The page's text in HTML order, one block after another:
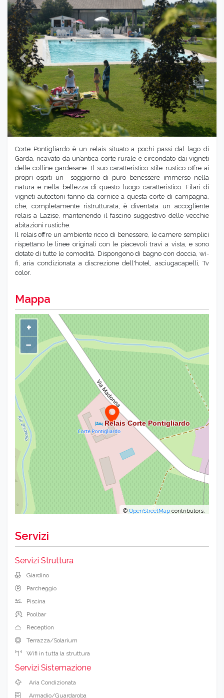
Previous Next
Corte Pontigliardo è un relais situato a pochi passi dal lago di
Garda, ricavato da un’antica corte rurale e circondato dai vigneti
delle colline gardesane. Il suo caratteristico stile rustico offre ai
propri ospiti un soggiorno di puro benessere immerso nella
natura e nella bellezza di questo luogo caratteristico. Filari di
vigneti autoctoni fanno da cornice a questa corte di campagna,
che, completamente ristrutturata, è diventata un accogliente
relais a Lazise, mantenendo il fascino suggestivo delle vecchie
abitazioni rustiche.
Il relais offre un ambiente ricco di benessere, le camere semplici
rispettano le linee originali con le piacevoli travi a vista, e sono
dotate di tutte le comodità. Dispongono di bagno con doccia, wi-
fi, aria condizionata a discrezione dell'hotel, asciugacapelli, Tv
color.
Mappa
+
−
©OpenStreetMap contributors.
Servizi
Servizi Struttura
Giardino
Parcheggio
Piscina
Poolbar
Reception
Terrazza/Solarium
Wifi in tutta la struttura
Servizi Sistemazione
Aria Condizionata
Armadio/Guardaroba